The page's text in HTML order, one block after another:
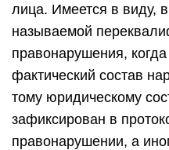
лица. Имеется в виду,
называемой
правонарушения,
фактический состав
тому юридическому
зафиксирован в
правонарушении, а